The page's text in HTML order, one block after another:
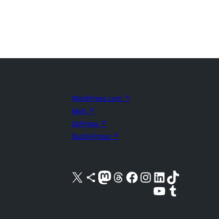
WordPress.com ↗
Matt ↗
bbPress ↗
BuddyPress ↗
Visita nuestra cuenta de X (anteriormente Twitter)
Visita nuestra cuenta de Bluesky
Visita nuestra cuenta de Mastodon
Visita nuestra cuenta de Threads
Visita nuestra página de Facebook
Visita nuestra cuenta de Instagram
Visita nuestra cuenta de LinkedIn
Visita nuestra cuenta de TikTok
Visita nuestro canal de YouTube
Visita nuestra cuenta de Tumblr